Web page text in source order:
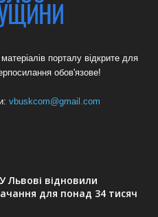
порталу відкрите для
обов'язове!
vbuskcom@gmail.com
Львові відновили
для понад 34 тисяч